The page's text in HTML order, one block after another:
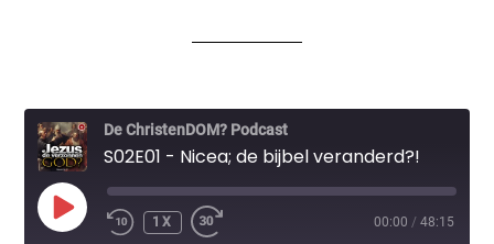
De ChristenDOM? Podcast
S02E01 - Nicea; de bijbel veranderd?!
PLAY
EPISODE
1X 00:00 / 48:15